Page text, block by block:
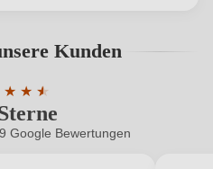
werden. Bitte loggen Sie sich
Neuer Kunde?
Kunden
★ ★ ★
★
Bewertung von 4.7
Google Bewertungen